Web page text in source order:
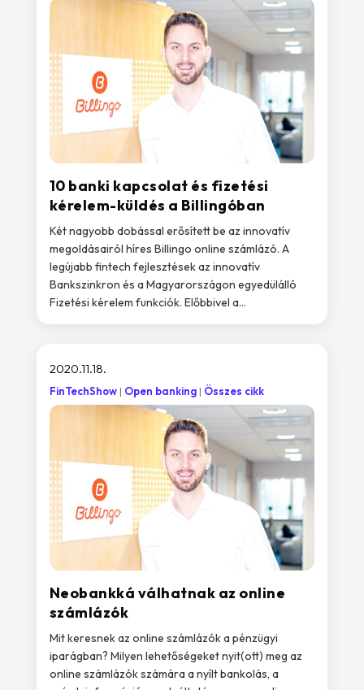
10 banki kapcsolat és fizetési
kérelem-küldés a Billingóban
Két nagyobb dobással erősített be az innovatív
megoldásairól híres Billingo online számlázó. A
legújabb fintech fejlesztések az innovatív
Bankszinkron és a Magyarországon egyedülálló
Fizetési kérelem funkciók. Előbbivel a...
Neobankká válhatnak az online
számlázók
2020.11.18.
FinTechShow Open banking Összes cikk
Mit keresnek az online számlázók a pénzügyi
iparágban? Milyen lehetőségeket nyit(ott) meg az
online számlázók számára a nyílt bankolás, a